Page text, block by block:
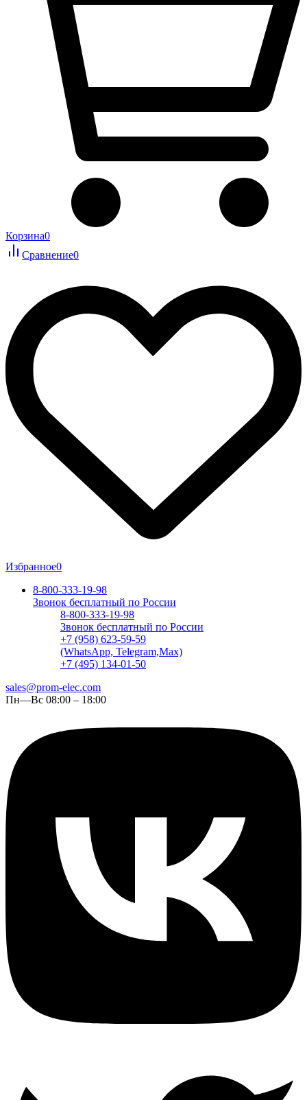
Корзина0
Сравнение0
Избранное0
8-800-333-19-98
Звонок бесплатный по России
8-800-333-19-98
Звонок бесплатный по России
+7 (958) 623-59-59
(WhatsApp, Telegram,Max)
+7 (495) 134-01-50
sales@prom-elec.com
Пн—Вс 08:00 – 18:00